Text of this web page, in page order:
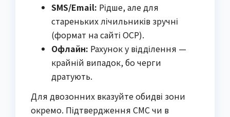
SMS/Email: Рідше, але для
стареньких лічильників зручні
(формат на сайті ОСР).
Офлайн: Рахунок у відділення —
крайній випадок, бо черги
дратують.
Для двозонних вказуйте обидві зони
окремо. Підтвердження СМС чи в